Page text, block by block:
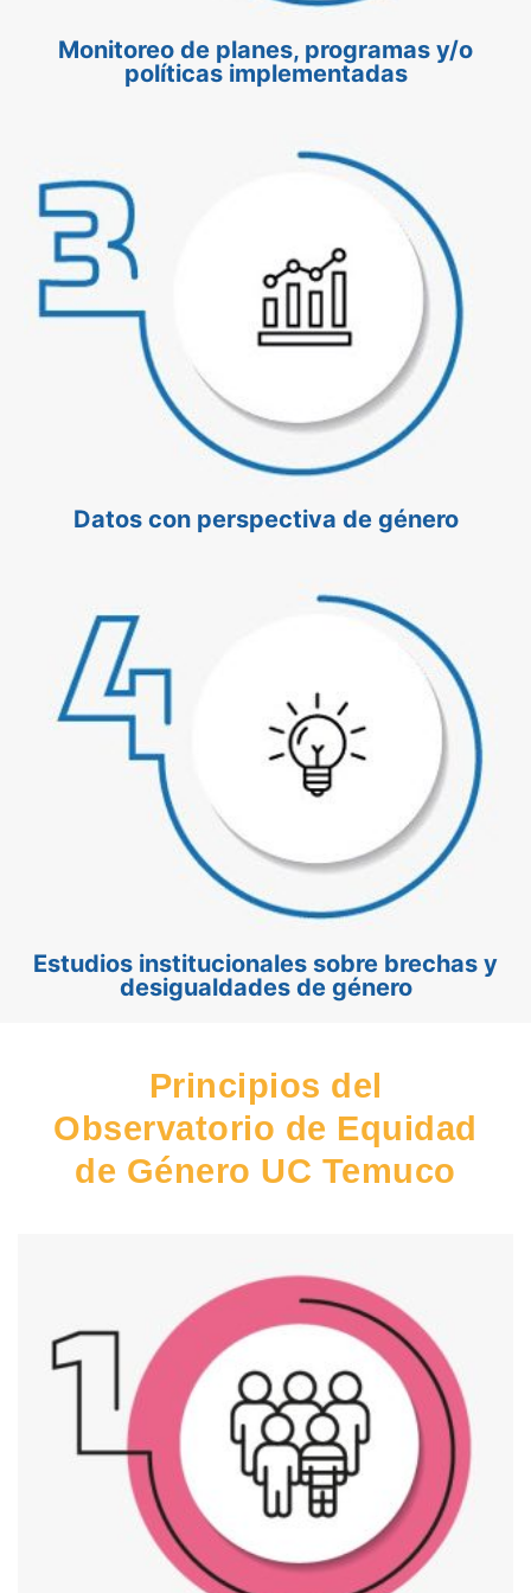
Monitoreo de planes, programas y/o
políticas implementadas
Datos con perspectiva de género
Estudios institucionales sobre brechas y
desigualdades de género
Principios del
Observatorio de Equidad
de Género UC Temuco